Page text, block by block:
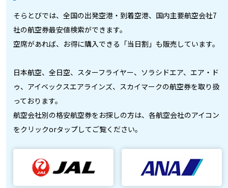
そらとびでは、全国の出発空港・到着空港、国内主要航空会社7
社の航空券最安値検索ができます。
空席があれば、お得に購入できる「当日割」も販売しています。
日本航空、全日空、スターフライヤー、ソラシドエア、エア・ド
ゥ、アイベックスエアラインズ、スカイマークの航空券を取り扱
っております。
航空会社別の格安航空券をお探しの方は、各航空会社のアイコン
をクリックorタップしてご覧ください。